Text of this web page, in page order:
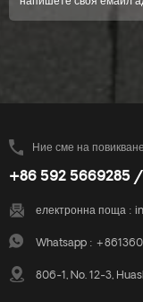
Ние сме на
+86 592 5669285
електронна поща :
Whatsapp :
806-1, No. 12-3,